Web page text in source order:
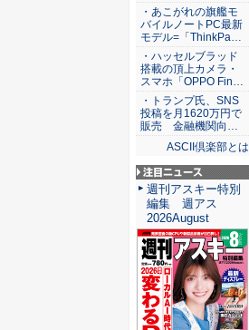
・あこがれの旗艦モ
バイルノートPC最新
モデル=「ThinkPa…
・ハッセルブラッド
搭載の頂上カメラ・
スマホ「OPPO Fin…
・トランプ氏、SNS
投稿を月1620万円で
販売 金融機関向…
ASCII倶楽部とは
注目ニュース
週刊アスキー特別
編集 週アス
2026August